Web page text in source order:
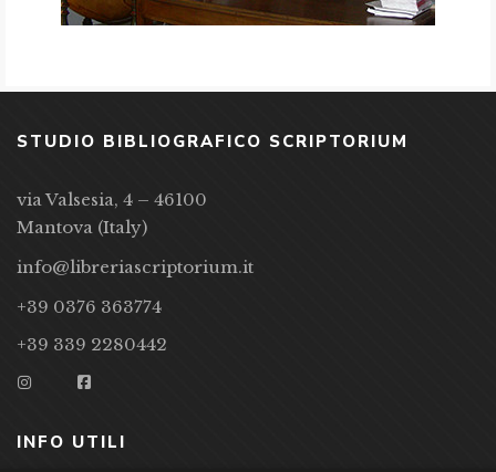
STUDIO BIBLIOGRAFICO SCRIPTORIUM
via Valsesia, 4 – 46100
Mantova (Italy)
info@libreriascriptorium.it
+39 0376 363774
+39 339 2280442
INFO UTILI